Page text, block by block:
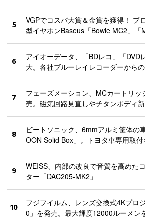
5
VGPでコスパ大賞＆金賞を獲得！ プ
型イヤホンBaseus「Bowie MC2」「
6
アイオーデータ、「BDレコ」「DVD
大。各社ブルーレイレコーダーから
7
フェーズメーション、MCカートリ
売。磁気回路見直しやチタンボディ
8
ビートソニック、6mmアルミ筐体の
OON Solid Box」。トヨタ車専用取付
9
WEISS、内部の改良で音質を高めた
ター「DAC205-MK2」
10
フジフイルム、レンズ交換式4Kプロ
0」を発売。最大輝度12000ルーメン